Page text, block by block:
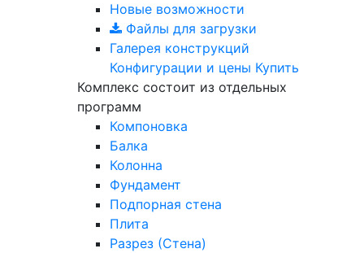
Новые возможности
Файлы для загрузки
Галерея конструкций
Конфигурации и цены Купить
Комплекс состоит из отдельных
программ
Компоновка
Балка
Колонна
Фундамент
Подпорная стена
Плита
Разрез (Стена)